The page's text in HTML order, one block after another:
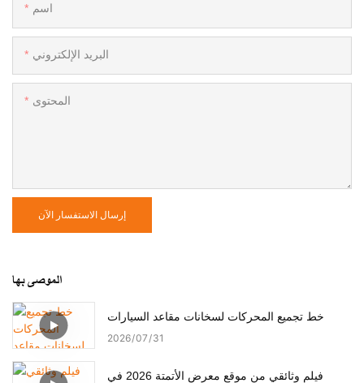
اسم
البريد الإلكتروني
المحتوى
إرسال الاستفسار الآن
الموصى بها
خط تجميع المحركات لسخانات مقاعد السيارات
2026 07 31
فيلم وثائقي من موقع معرض الأتمتة 2026 في